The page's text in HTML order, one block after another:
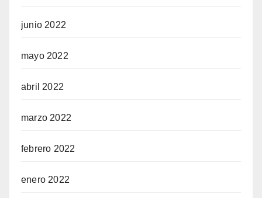
junio 2022
mayo 2022
abril 2022
marzo 2022
febrero 2022
enero 2022